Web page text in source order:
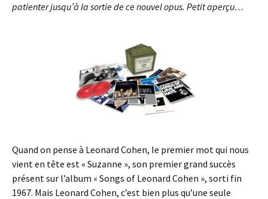
patienter jusqu’à la sortie de ce nouvel opus. Petit aperçu…
Quand on pense à Leonard Cohen, le premier mot qui nous
vient en tête est « Suzanne », son premier grand succès
présent sur l’album « Songs of Leonard Cohen », sorti fin
1967. Mais Leonard Cohen, c’est bien plus qu’une seule